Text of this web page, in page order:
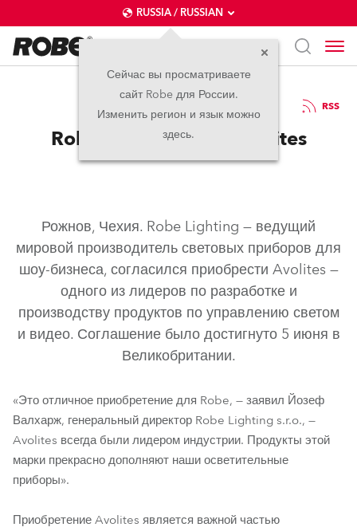
RUSSIA / RUSSIAN
Сейчас вы просматриваете
сайт Robe для России.
Изменить регион и язык можно
здесь.
06.06.2023 RSS
Robe приобретает Avolites
Рожнов, Чехия. Robe Lighting — ведущий
мировой производитель световых приборов для
шоу-бизнеса, согласился приобрести Avolites —
одного из лидеров по разработке и
производству продуктов по управлению светом
и видео. Соглашение было достигнуто 5 июня в
Великобритании.
«Это отличное приобретение для Robe, — заявил Йозеф
Валхарж, генеральный директор Robe Lighting s.r.o., —
Avolites всегда были лидером индустрии. Продукты этой
марки прекрасно дополняют наши осветительные
приборы».
Приобретение Avolites является важной частью